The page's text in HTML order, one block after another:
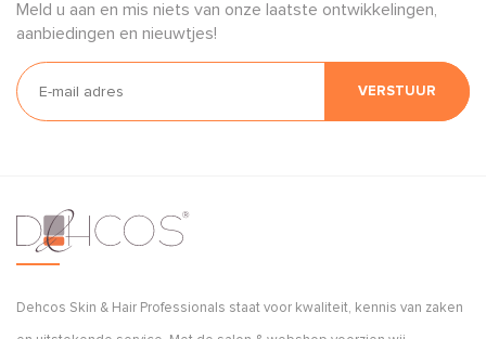
Meld u aan en mis niets van onze laatste ontwikkelingen,
aanbiedingen en nieuwtjes!
VERSTUUR
Dehcos Skin & Hair Professionals staat voor kwaliteit, kennis van zaken